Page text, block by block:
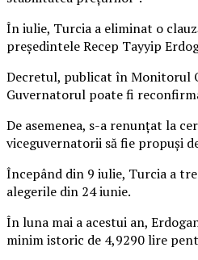
În iulie, Turcia a eliminat o
preşedintele Recep Tayyip
Decretul, publicat în Monitorul
Guvernatorul poate fi
De asemenea, s-a renunţat la
viceguvernatorii să fie propuşi
Începând din 9 iulie, Turcia a
alegerile din 24 iunie.
În luna mai a acestui an,
minim istoric de 4,9290 lire